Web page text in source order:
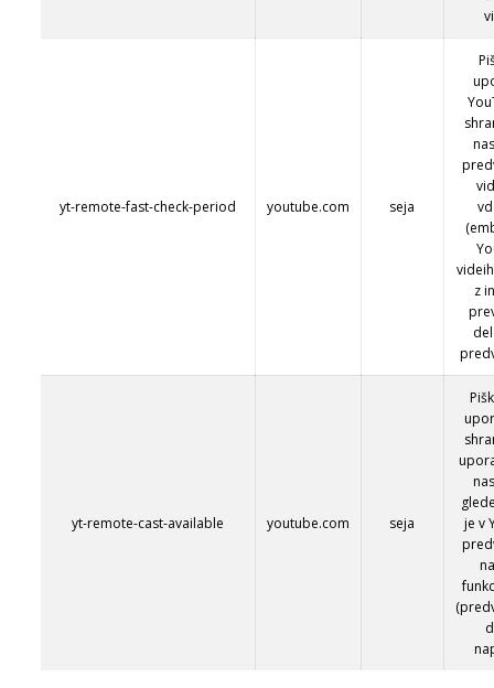
yt-remote-fast-check-period youtube.com seja
z
yt-remote-cast-available youtube.com seja
je v